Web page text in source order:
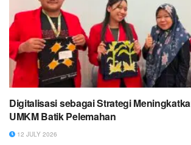
Digitalisasi sebagai Strategi
UMKM Batik Pelemahan
12 JULY 2026